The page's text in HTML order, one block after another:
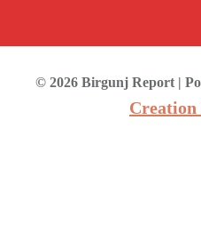
© 2026 Birgunj Report |